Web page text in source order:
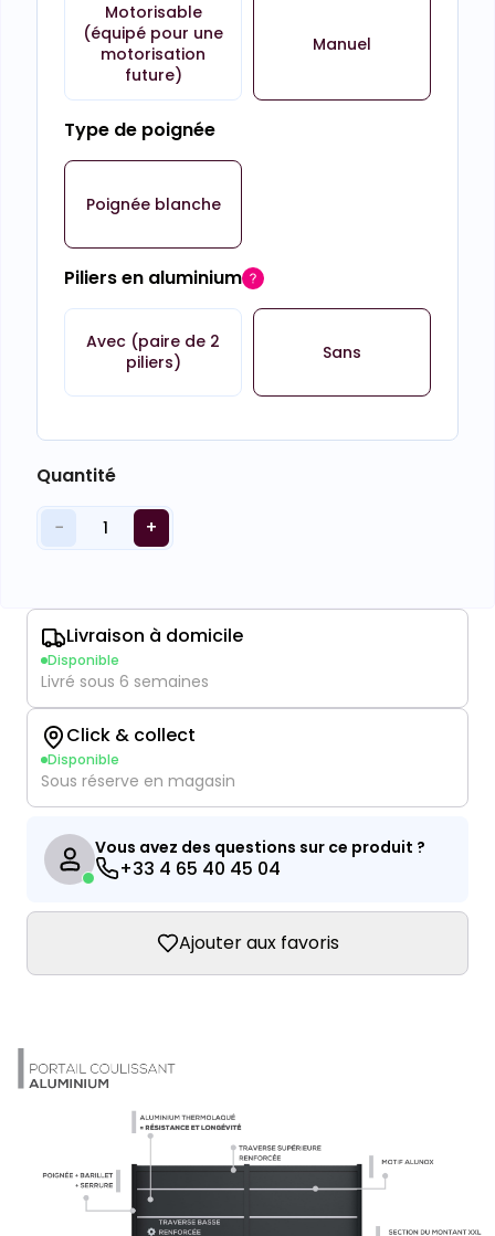
Motorisable
(équipé pour une
motorisation
future)
Manuel
Type de poignée
Poignée blanche
Piliers en aluminium
Avec (paire de 2
piliers)
Sans
Quantité
− 1 +
Livraison à domicile
Disponible
Livré sous 6 semaines
Click & collect
Disponible
Sous réserve en magasin
Vous avez des questions sur ce produit ?
+33 4 65 40 45 04
Ajouter aux favoris